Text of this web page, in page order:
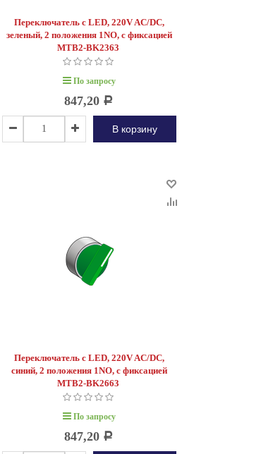
Переключатель с LED, 220V AC/DC,
зеленый, 2 положения 1NO, с фиксацией
MTB2-BK2363
По запросу
847,20 Р
В корзину
Переключатель с LED, 220V AC/DC,
синий, 2 положения 1NO, с фиксацией
MTB2-BK2663
По запросу
847,20 Р